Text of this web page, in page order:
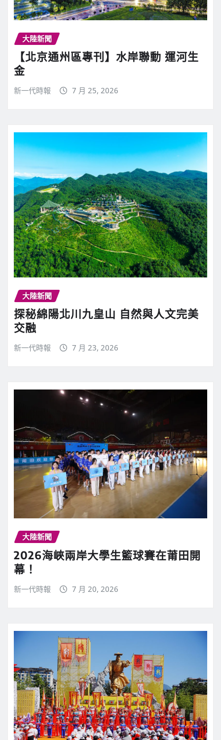
大陸新聞
【北京通州區專刊】水岸聯動 運河生
金
新一代時報 7 月 25, 2026
大陸新聞
探秘綿陽北川九皇山 自然與人文完美
交融
新一代時報 7 月 23, 2026
大陸新聞
2026海峽兩岸大學生籃球賽在莆田開
幕！
新一代時報 7 月 20, 2026